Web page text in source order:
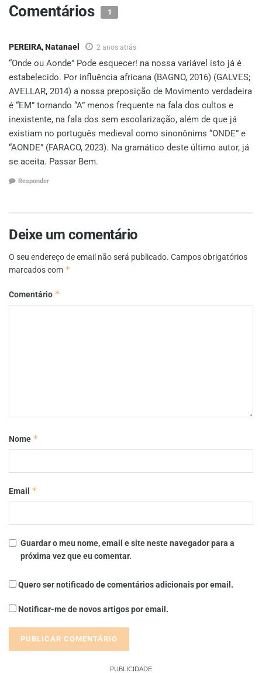
Comentários 1
PEREIRA, Natanael 2 anos atrás
“Onde ou Aonde” Pode esquecer! na nossa variável isto já é
estabelecido. Por influência africana (BAGNO, 2016) (GALVES;
AVELLAR, 2014) a nossa preposição de Movimento verdadeira
é “EM” tornando “A” menos frequente na fala dos cultos e
inexistente, na fala dos sem escolarização, além de que já
existiam no português medieval como sinonônims “ONDE” e
“AONDE” (FARACO, 2023). Na gramático deste último autor, já
se aceita. Passar Bem.
Responder
Deixe um comentário
O seu endereço de email não será publicado. Campos obrigatórios
marcados com *
Comentário *
Nome *
Email *
Guardar o meu nome, email e site neste navegador para a
próxima vez que eu comentar.
Quero ser notificado de comentários adicionais por email.
Notificar-me de novos artigos por email.
PUBLICIDADE